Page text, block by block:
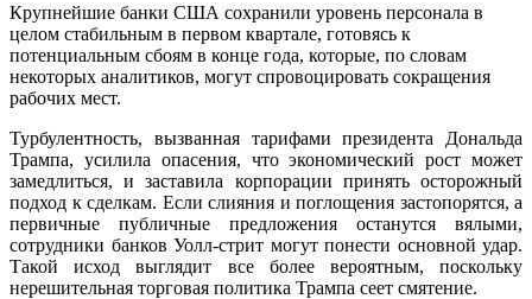
Крупнейшие банки США сохранили уровень персонала в
целом стабильным в первом квартале, готовясь к
потенциальным сбоям в конце года, которые, по словам
некоторых аналитиков, могут спровоцировать сокращения
рабочих мест.
Турбулентность, вызванная тарифами президента Дональда
Трампа, усилила опасения, что экономический рост может
замедлиться, и заставила корпорации принять осторожный
подход к сделкам. Если слияния и поглощения застопорятся, а
первичные публичные предложения останутся вялыми,
сотрудники банков Уолл-стрит могут понести основной удар.
Такой исход выглядит все более вероятным, поскольку
нерешительная торговая политика Трампа сеет смятение.